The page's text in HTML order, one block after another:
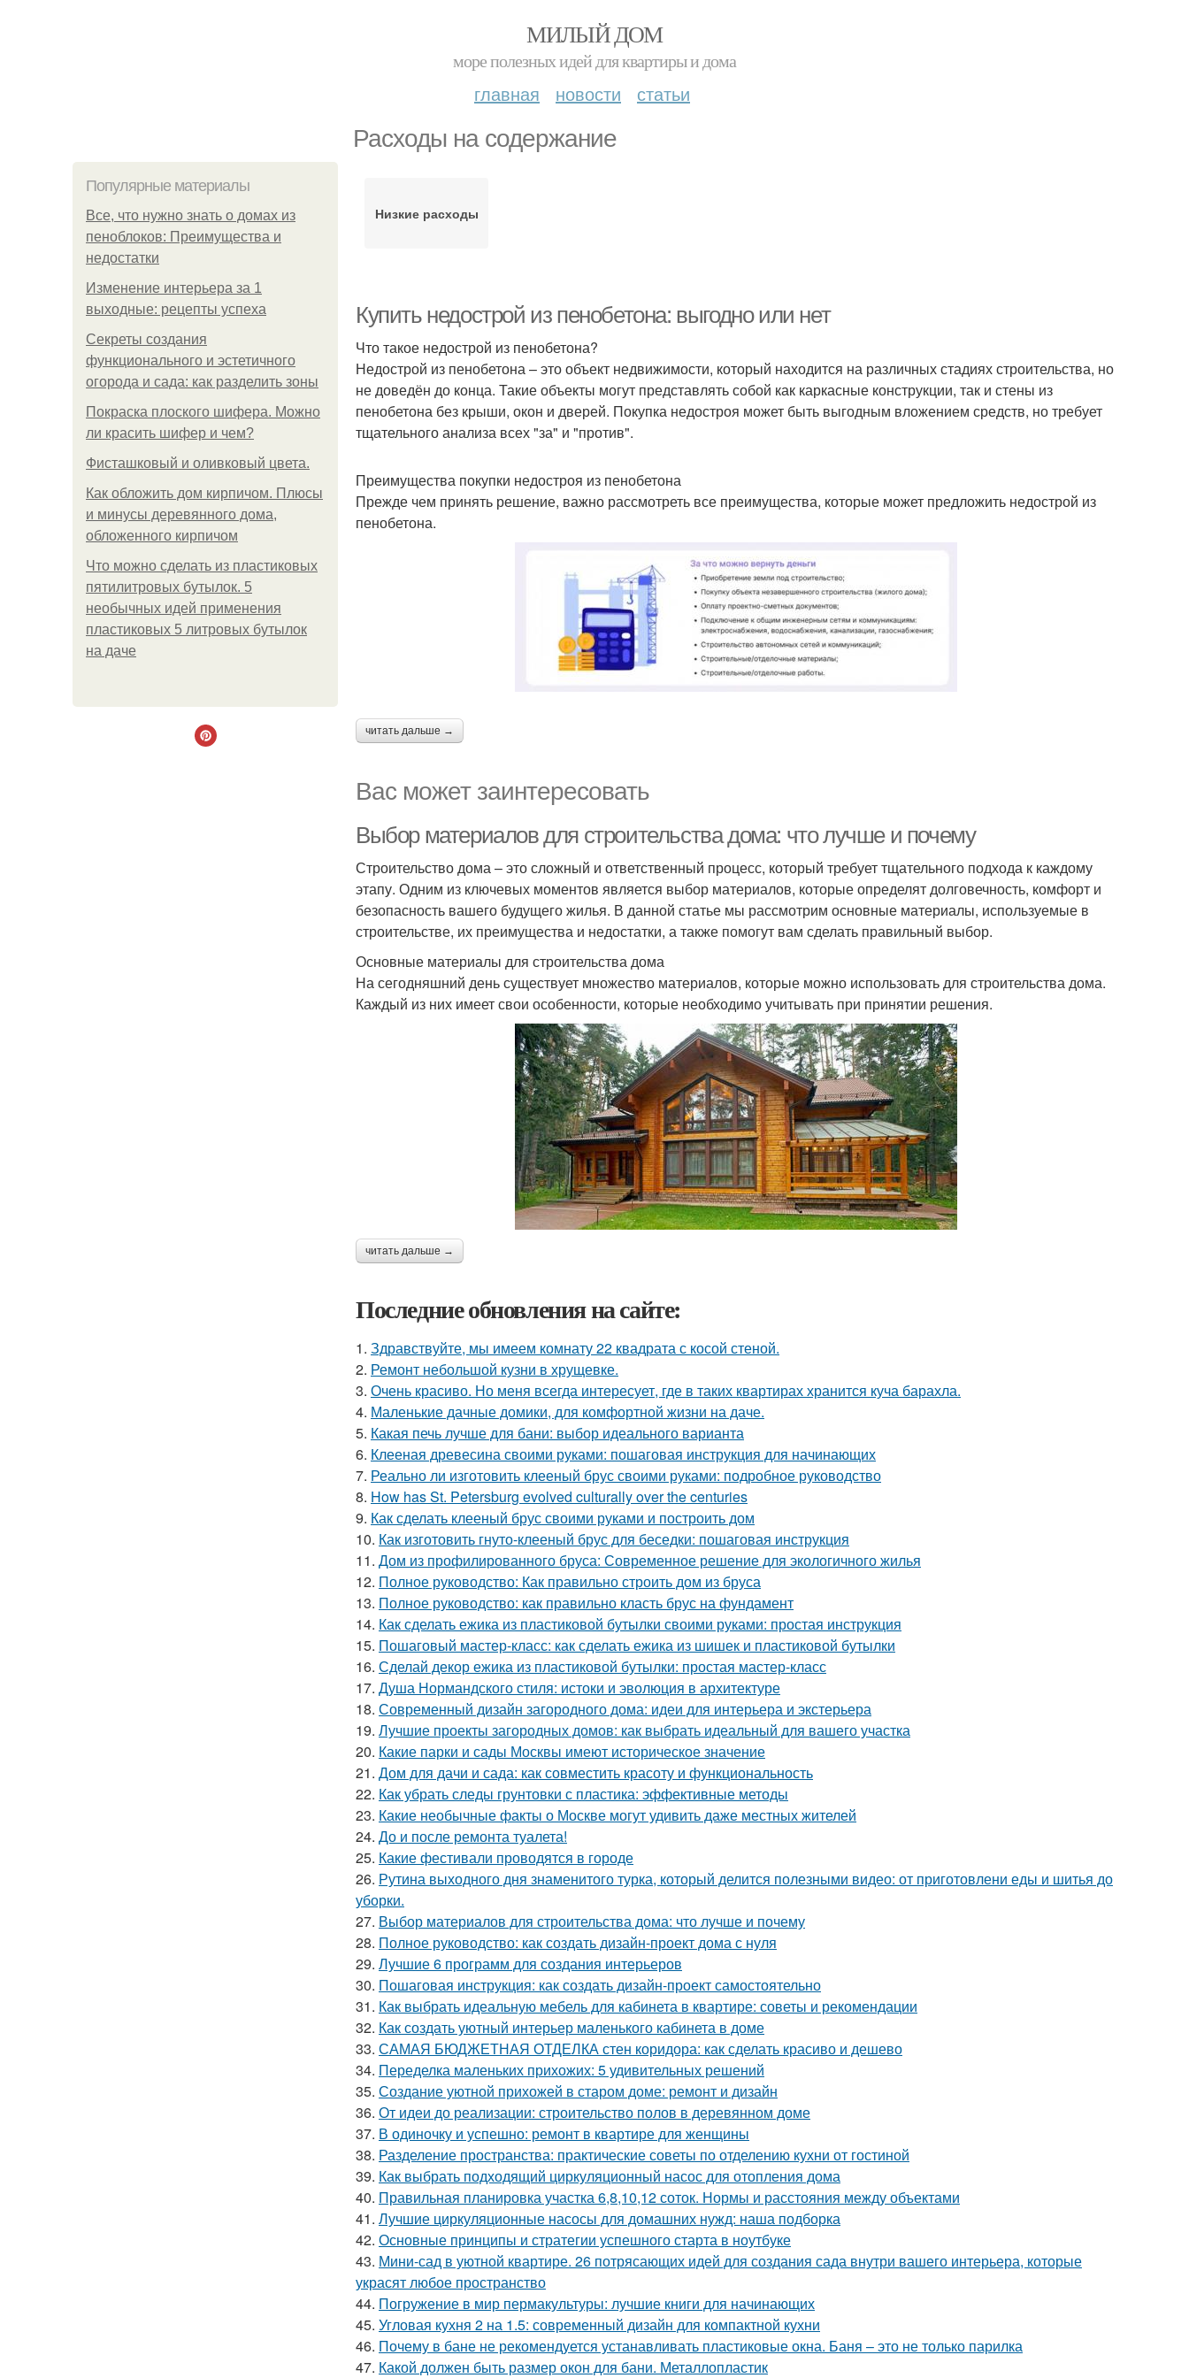
МИЛЫЙ ДОМ
море полезных идей для квартиры и дома
главная новости статьи
Расходы на содержание
Популярные материалы
Все, что нужно знать о домах из
пеноблоков: Преимущества и
недостатки
Изменение интерьера за 1
выходные: рецепты успеха
Секреты создания
функционального и эстетичного
огорода и сада: как разделить зоны
Покраска плоского шифера. Можно
ли красить шифер и чем?
Фисташковый и оливковый цвета.
Как обложить дом кирпичом. Плюсы
и минусы деревянного дома,
обложенного кирпичом
Что можно сделать из пластиковых
пятилитровых бутылок. 5
необычных идей применения
пластиковых 5 литровых бутылок
на даче
Низкие расходы
Купить недострой из пенобетона: выгодно или нет
Что такое недострой из пенобетона?
Недострой из пенобетона – это объект недвижимости, который находится на различных стадиях строительства, но
не доведён до конца. Такие объекты могут представлять собой как каркасные конструкции, так и стены из
пенобетона без крыши, окон и дверей. Покупка недостроя может быть выгодным вложением средств, но требует
тщательного анализа всех "за" и "против".
Преимущества покупки недостроя из пенобетона
Прежде чем принять решение, важно рассмотреть все преимущества, которые может предложить недострой из
пенобетона.
читать дальше →
Вас может заинтересовать
Выбор материалов для строительства дома: что лучше и почему
Строительство дома – это сложный и ответственный процесс, который требует тщательного подхода к каждому
этапу. Одним из ключевых моментов является выбор материалов, которые определят долговечность, комфорт и
безопасность вашего будущего жилья. В данной статье мы рассмотрим основные материалы, используемые в
строительстве, их преимущества и недостатки, а также помогут вам сделать правильный выбор.
Основные материалы для строительства дома
На сегодняшний день существует множество материалов, которые можно использовать для строительства дома.
Каждый из них имеет свои особенности, которые необходимо учитывать при принятии решения.
читать дальше →
Последние обновления на сайте:
1. Здравствуйте, мы имеем комнату 22 квадрата с косой стеной.
2. Ремонт небольшой кузни в хрущевке.
3. Очень красиво. Но меня всегда интересует, где в таких квартирах хранится куча барахла.
4. Маленькие дачные домики, для комфортной жизни на даче.
5. Какая печь лучше для бани: выбор идеального варианта
6. Клееная древесина своими руками: пошаговая инструкция для начинающих
7. Реально ли изготовить клееный брус своими руками: подробное руководство
8. How has St. Petersburg evolved culturally over the centuries
9. Как сделать клееный брус своими руками и построить дом
10. Как изготовить гнуто-клееный брус для беседки: пошаговая инструкция
11. Дом из профилированного бруса: Современное решение для экологичного жилья
12. Полное руководство: Как правильно строить дом из бруса
13. Полное руководство: как правильно класть брус на фундамент
14. Как сделать ежика из пластиковой бутылки своими руками: простая инструкция
15. Пошаговый мастер-класс: как сделать ежика из шишек и пластиковой бутылки
16. Сделай декор ежика из пластиковой бутылки: простая мастер-класс
17. Душа Нормандского стиля: истоки и эволюция в архитектуре
18. Современный дизайн загородного дома: идеи для интерьера и экстерьера
19. Лучшие проекты загородных домов: как выбрать идеальный для вашего участка
20. Какие парки и сады Москвы имеют историческое значение
21. Дом для дачи и сада: как совместить красоту и функциональность
22. Как убрать следы грунтовки с пластика: эффективные методы
23. Какие необычные факты о Москве могут удивить даже местных жителей
24. До и после ремонта туалета!
25. Какие фестивали проводятся в городе
26. Рутина выходного дня знаменитого турка, который делится полезными видео: от приготовлени еды и шитья до
уборки.
27. Выбор материалов для строительства дома: что лучше и почему
28. Полное руководство: как создать дизайн-проект дома с нуля
29. Лучшие 6 программ для создания интерьеров
30. Пошаговая инструкция: как создать дизайн-проект самостоятельно
31. Как выбрать идеальную мебель для кабинета в квартире: советы и рекомендации
32. Как создать уютный интерьер маленького кабинета в доме
33. САМАЯ БЮДЖЕТНАЯ ОТДЕЛКА стен коридора: как сделать красиво и дешево
34. Переделка маленьких прихожих: 5 удивительных решений
35. Создание уютной прихожей в старом доме: ремонт и дизайн
36. От идеи до реализации: строительство полов в деревянном доме
37. В одиночку и успешно: ремонт в квартире для женщины
38. Разделение пространства: практические советы по отделению кухни от гостиной
39. Как выбрать подходящий циркуляционный насос для отопления дома
40. Правильная планировка участка 6,8,10,12 соток. Нормы и расстояния между объектами
41. Лучшие циркуляционные насосы для домашних нужд: наша подборка
42. Основные принципы и стратегии успешного старта в ноутбуке
43. Мини-сад в уютной квартире. 26 потрясающих идей для создания сада внутри вашего интерьера, которые
украсят любое пространство
44. Погружение в мир пермакультуры: лучшие книги для начинающих
45. Угловая кухня 2 на 1.5: современный дизайн для компактной кухни
46. Почему в бане не рекомендуется устанавливать пластиковые окна. Баня – это не только парилка
47. Какой должен быть размер окон для бани. Металлопластик